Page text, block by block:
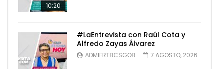
10:20
#LaEntrevista con Raúl Cota y
Alfredo Zayas Álvarez
ADMIERTBCSGOB 7 AGOSTO, 2026